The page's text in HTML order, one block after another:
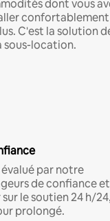
dont vous
confortablement
C'est la solution
sous-location.
par notre
de confiance et
le soutien 24 h/
prolongé.